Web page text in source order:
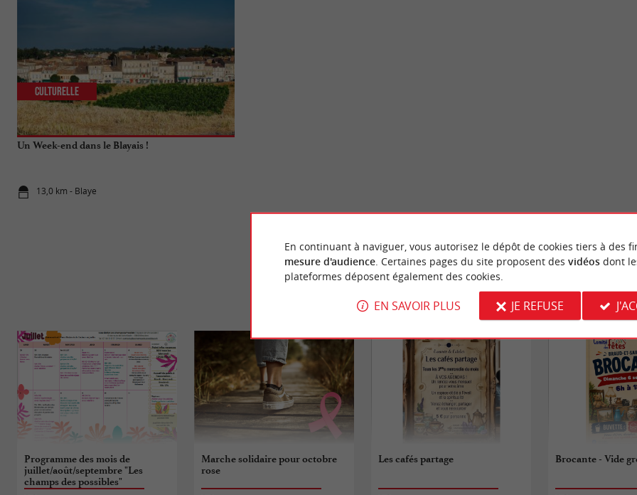
Un Week-end dans le Blayais !
13,0 km - Blaye
Culturelle
ÉVÈNEMENTS À PROXIMITÉ
Programme des mois de
juillet/août/septembre "Les
champs des possibles"
Marche solidaire pour octobre
rose
Les cafés partage Brocante - Vide
En continuant à naviguer, vous autorisez le dépôt de cookies tiers à des
mesure d'audience. Certaines pages du site proposent des vidéosdont
plateformes déposent également des cookies.
EN SAVOIR PLUS JE REFUSE